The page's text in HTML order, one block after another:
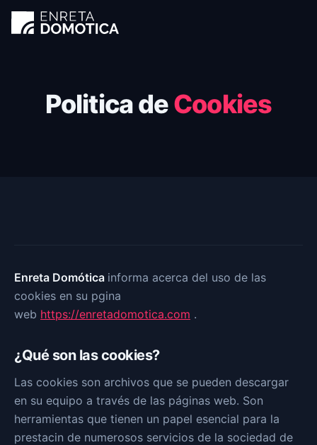
Ir al contenido principal
Politica deCookies
Enreta Domótica informa acerca del uso de las
cookies en su pgina
web https://enretadomotica.com .
¿Qué son las cookies?
Las cookies son archivos que se pueden descargar
en su equipo a través de las páginas web. Son
herramientas que tienen un papel esencial para la
prestacin de numerosos servicios de la sociedad de